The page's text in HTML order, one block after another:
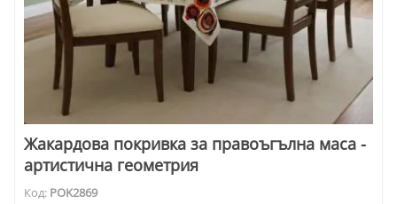
Жакардова покривка за правоъгълна маса -
артистична геометрия
Код: POK2869